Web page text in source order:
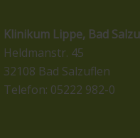
Klinikum Lippe, Bad
Heldmanstr. 45
32108 Bad Salzuflen
Telefon: 05222 982-0